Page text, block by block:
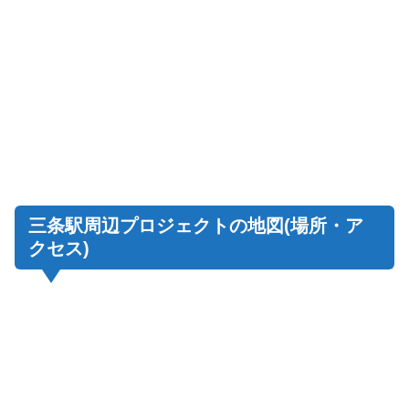
三条駅周辺プロジェクトの地図(場所・ア
クセス)